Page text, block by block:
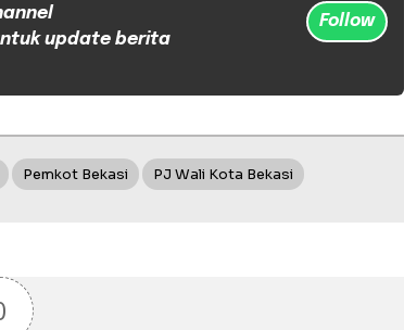
update berita
Follow
Pemkot Bekasi PJ Wali Kota Bekasi